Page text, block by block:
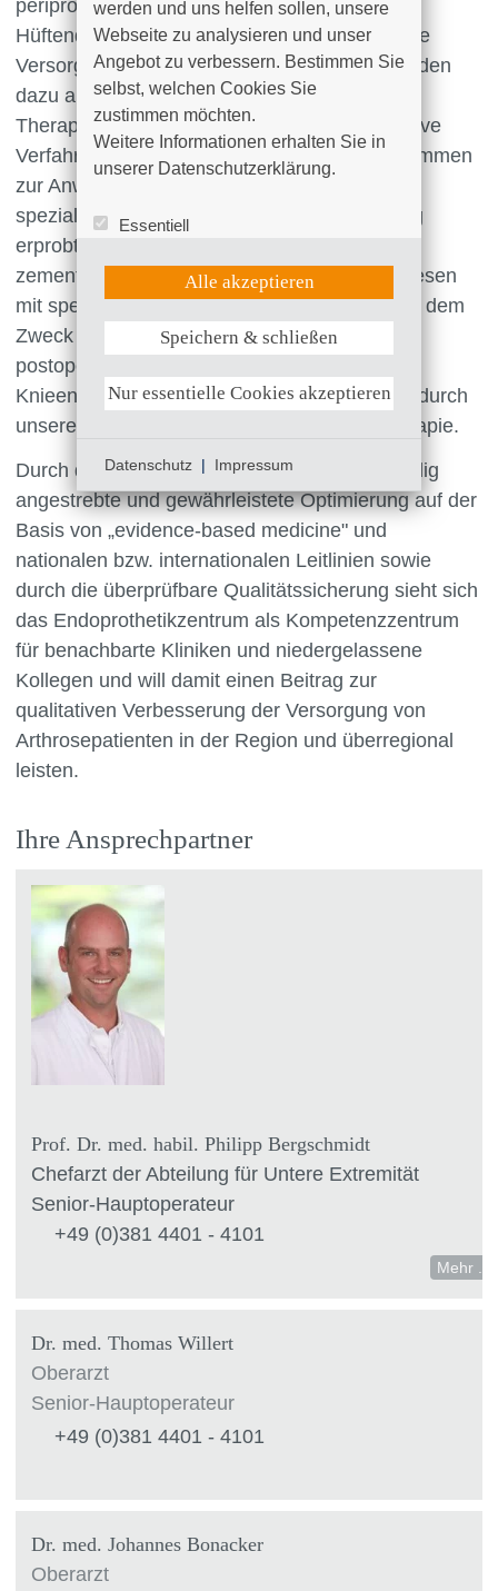
periprothetischer Frakturen und Knie- und
Hüftendoprothesenwechseloperation sowie die
Versorgung mit Tumorendoprothesen. Es werden
dazu alle modernen Diagnostik- und
Therapieverfahren angeboten. Neuste operative
Verfahren und minimal-invasive Techniken kommen
zur Anwendung. Bei den Operation greift das
spezialisierten Team von Ärzten auf langjährig
erprobte und anerkannte Implantate sowohl
zementfrei als auch zementiert und auf Prothesen
mit speziellen Konstruktionseigenschaften mit dem
Zweck der Knochenschonung zurück. Die
postoperative Versorgung bei Hüft- und
Knieendoprothesen erfolgt teamübergreifend durch
unsere Pflegekräfte und durch die Physiotherapie.
Durch die in allen beteiligten Disziplinen ständig
angestrebte und gewährleistete Optimierung auf der
Basis von „evidence-based medicine" und
nationalen bzw. internationalen Leitlinien sowie
durch die überprüfbare Qualitätssicherung sieht sich
das Endoprothetikzentrum als Kompetenzzentrum
für benachbarte Kliniken und niedergelassene
Kollegen und will damit einen Beitrag zur
qualitativen Verbesserung der Versorgung von
Arthrosepatienten in der Region und überregional
leisten.
Ihre Ansprechpartner
Mehr ...
Prof. Dr. med. habil. Philipp Bergschmidt
Chefarzt der Abteilung für Untere Extremität
Senior-Hauptoperateur
+49 (0)381 4401 - 4101
Dr. med. Thomas Willert
Oberarzt
Senior-Hauptoperateur
+49 (0)381 4401 - 4101
Dr. med. Johannes Bonacker
Oberarzt
werden und uns helfen sollen, unsere
Webseite zu analysieren und unser
Angebot zu verbessern. Bestimmen Sie
selbst, welchen Cookies Sie
zustimmen möchten.
Weitere Informationen erhalten Sie in
unserer Datenschutzerklärung.
Essentiell
UX (Hotjar)
Weitere Informationen anzeigen
Alle akzeptieren
Speichern & schließen
Nur essentielle Cookies akzeptieren
Datenschutz | Impressum